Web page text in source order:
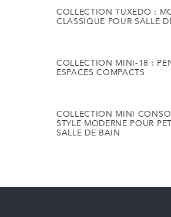
COLLECTION TUXEDO :
CLASSIQUE POUR SALLE
COLLECTION MINI-18 :
ESPACES COMPACTS
COLLECTION MINI
STYLE MODERNE POUR
SALLE DE BAIN